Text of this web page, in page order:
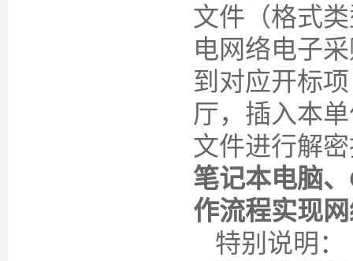
文件（格式
电网络电子
到对应开标
厅，插入本
文件进行解
笔记本电脑、
作流程实现
特别说明：